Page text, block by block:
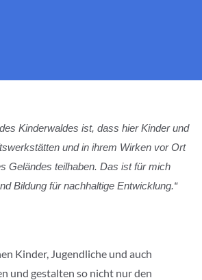
Kinderwaldes ist, dass hier Kinder und
und in ihrem Wirken vor Ort
Geländes teilhaben. Das ist für mich
Bildung für nachhaltige Entwicklung.“
Kinder, Jugendliche und auch
und gestalten so nicht nur den